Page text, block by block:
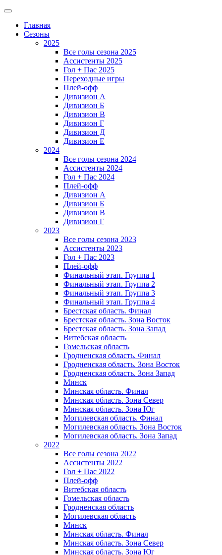
Главная
Сезоны
2025
Все голы сезона 2025
Ассистенты 2025
Гол + Пас 2025
Переходные игры
Плей-офф
Дивизион A
Дивизион Б
Дивизион В
Дивизион Г
Дивизион Д
Дивизион Е
2024
Все голы сезона 2024
Ассистенты 2024
Гол + Пас 2024
Плей-офф
Дивизион A
Дивизион Б
Дивизион В
Дивизион Г
2023
Все голы сезона 2023
Ассистенты 2023
Гол + Пас 2023
Плей-офф
Финальный этап. Группа 1
Финальный этап. Группа 2
Финальный этап. Группа 3
Финальный этап. Группа 4
Брестская область. Финал
Брестская область. Зона Восток
Брестская область. Зона Запад
Витебская область
Гомельская область
Гродненская область. Финал
Гродненская область. Зона Восток
Гродненская область. Зона Запад
Минск
Минская область. Финал
Минская область. Зона Север
Минская область. Зона Юг
Могилевская область. Финал
Могилевская область. Зона Восток
Могилевская область. Зона Запад
2022
Все голы сезона 2022
Ассистенты 2022
Гол + Пас 2022
Плей-офф
Витебская область
Гомельская область
Гродненская область
Могилевская область
Минск
Mинская область. Финал
Минская область. Зона Север
Минская область. Зона Юг